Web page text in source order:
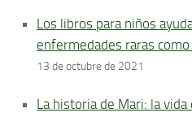
Los libros para niños
enfermedades raras como
13 de octubre de 2021
La historia de Mari: la